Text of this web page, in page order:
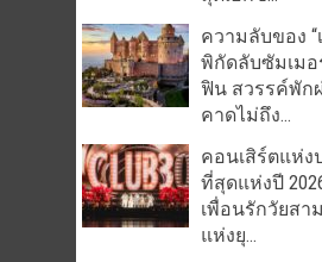
ความลับของ “
พิกัดลับซัมเม
ฟิน สวรรค์พัก
คาดไม่ถึง...
คอนเสิร์ตแห่ง
ที่สุดแห่งปี
เพื่อนรักวัยสา
แห่งยุ...